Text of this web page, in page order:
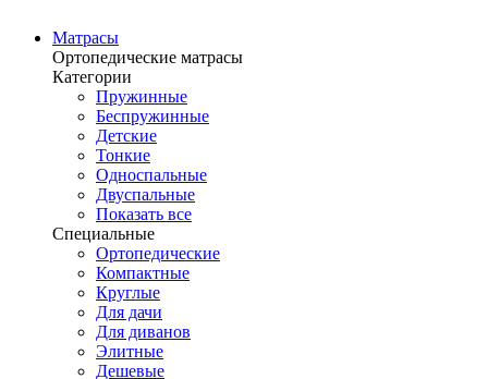
Матрасы
Ортопедические матрасы
Категории
Пружинные
Беспружинные
Детские
Тонкие
Односпальные
Двуспальные
Показать все
Специальные
Ортопедические
Компактные
Круглые
Для дачи
Для диванов
Элитные
Дешевые